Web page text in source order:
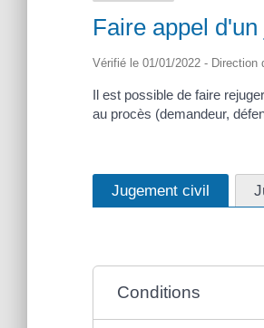
Faire appel
Vérifié le 01/01/2022 -
Il est possible de faire
au procès (demandeur,
Jugement civil
Conditions